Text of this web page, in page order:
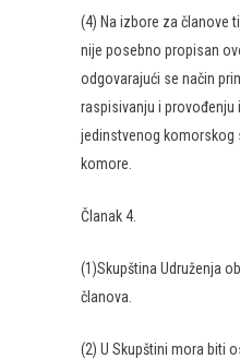
(4) Na izbore za članove
nije posebno propisan
odgovarajući se način
raspisivanju i provođenju
jedinstvenog komorskog
komore.
Članak 4.
(1)Skupština Udruženja
članova.
(2) U Skupštini mora biti